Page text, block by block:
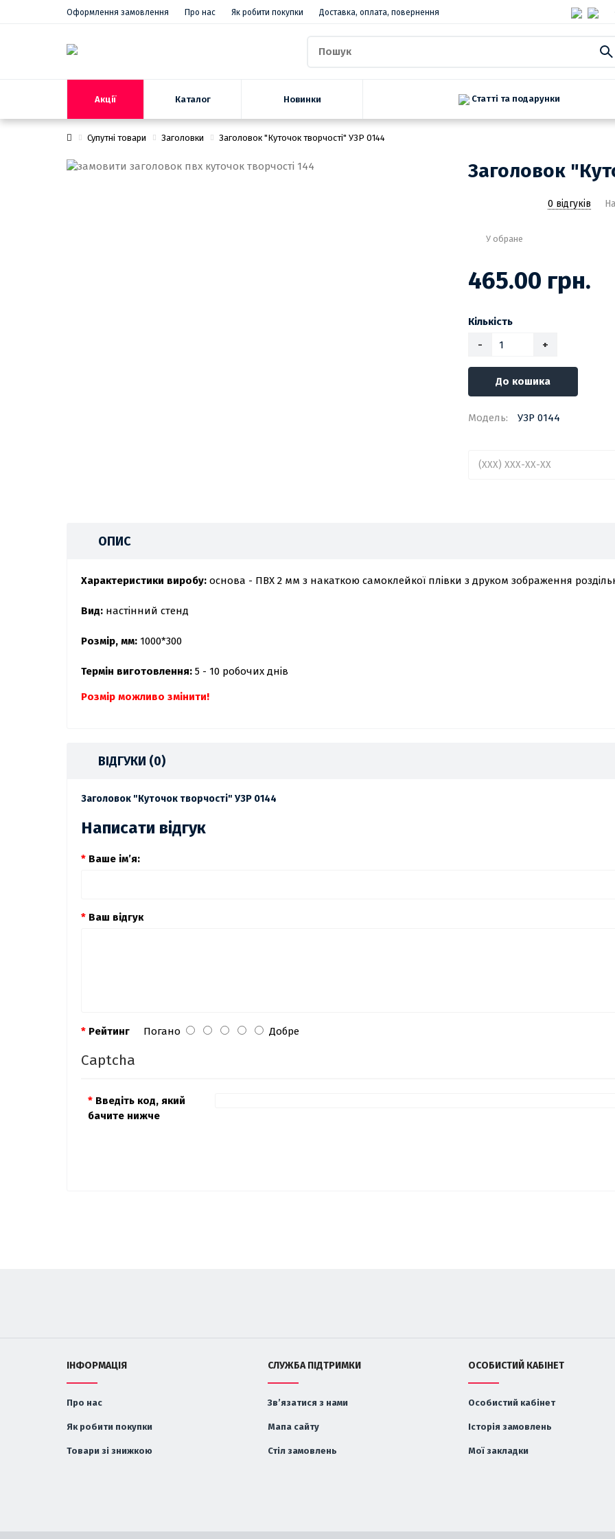
Оформлення замовлення Про нас Як робити покупки Доставка, оплата, повернення
Акції Каталог Новинки Статті та подарунки
Супутні товари Заголовки Заголовок "Куточок творчості" УЗР 0144
Заголовок
0 відгуків
У обране
465.00 грн.
Кількість
-
+
До кошика
Модель: УЗР 0144
ОПИС
Характеристики виробу: основа - ПВХ 2 мм з накаткою самоклейкої плівки з друком зображення
Вид: настінний стенд
Розмір, мм: 1000*300
Термін виготовлення: 5 - 10 робочих днів
Розмір можливо змінити!
ВІДГУКИ (0)
Заголовок "Куточок творчості" УЗР 0144
Написати відгук
Ваше ім’я:
Ваш відгук
Рейтинг Погано Добре
Captcha
Введіть код, який
бачите нижче
ІНФОРМАЦІЯ
Про нас
Як робити покупки
Товари зі знижкою
СЛУЖБА ПІДТРИМКИ
Зв’язатися з нами
Мапа сайту
Стіл замовлень
ОСОБИСТИЙ КАБІНЕТ
Особистий кабінет
Історія замовлень
Мої закладки